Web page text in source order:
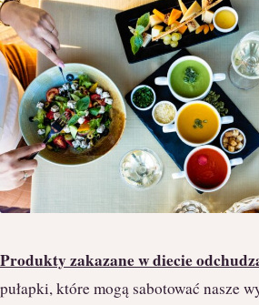
Produkty zakazane w diecie
pułapki, które mogą sabotować nasze